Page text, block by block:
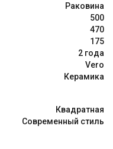
Раковина
500
470
175
2 года
Vero
Керамика
Квадратная
Современный стиль